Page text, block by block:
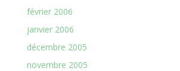
février 2006
janvier 2006
décembre 2005
novembre 2005